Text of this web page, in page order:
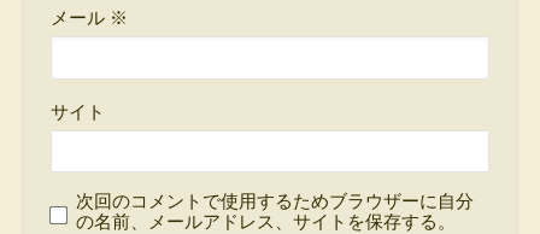
メール ※
サイト
次回のコメントで使用するためブラウザーに自分
の名前、メールアドレス、サイトを保存する。